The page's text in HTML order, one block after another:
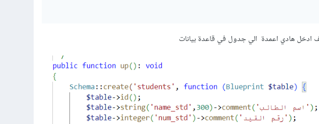
ادخل هادي اعمدة الي جدول في قاعدة بيانات